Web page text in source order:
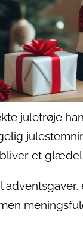
juletrøje
bliver et